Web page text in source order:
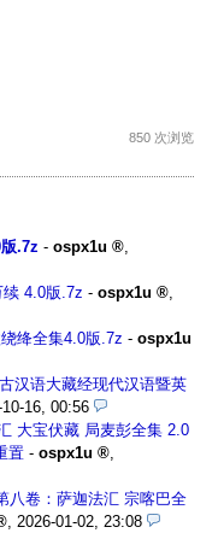
850 次浏览
.7z - ospx1u
4.0版.7z - ospx1u
绛全集4.0版.7z - ospx1u
汉语大藏经现代汉语暨英
10-16, 00:56
大宝伏藏 局麦彭全集 2.0
置 - ospx1u
八卷：萨迦法汇 宗喀巴全
2026-01-02, 23:08